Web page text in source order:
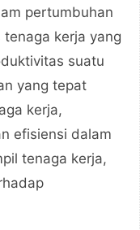
pertumbuhan
kerja yang
suatu
yang tepat
kerja,
efisiensi dalam
tenaga kerja,